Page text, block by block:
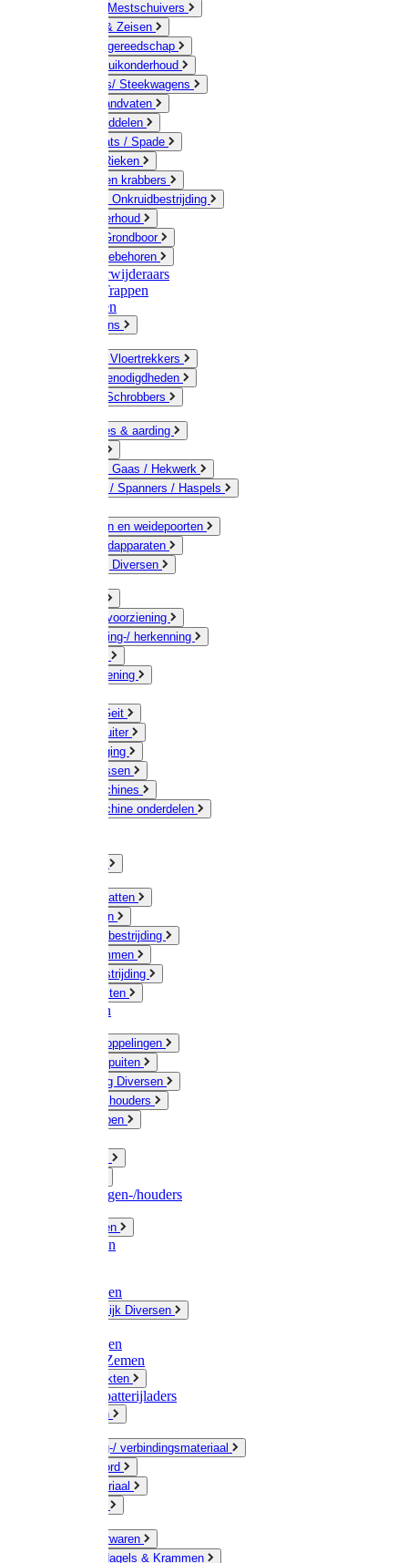
Sneeuw- / Mestschuivers
Baggeren & Zeisen
Elektrisch gereedschap
Boom / Struikonderhoud
Kruiwagens/ Steekwagens
Stelen / Handvaten
Tuinhulpmiddelen
Schop / Bats / Spade
Vorken & Rieken
Cultivator en krabbers
Schoffels / Onkruidbestrijding
Gazononderhoud
Hamers / Grondboor
Sledes / toebehoren
Onkruidverwijderaars
Ladders / Trappen
Werkbanken
Betonmolens
Bezems & Vloertrekkers
Schildersbenodigdheden
Borstels / Schrobbers
Accessoires & aarding
Geleiders / Gaas / Hekwerk
Verbinders / Spanners / Haspels
Doorgangen en weidepoorten
Schrikdraadapparaten
Afrastering Diversen
Drinkwatervoorziening
Veemarkering-/ herkenning
Voervoorziening
Schaap / Geit
Paard & Ruiter
Veeverzorging
Scheermessen
Scheermachines
Scheermachine onderdelen
Muizen / Ratten
Drukspuiten
Ongediertebestrijding
Mollenklemmen
Onkruidbestrijding
Vliegenkasten
Meststoffen
Messing koppelingen
Gieters / Spuiten
Besproeiing Diversen
Slangen & houders
Waterpompen
Slangenwagen-/houders
Olie / Vetten
Chemicalien
Plasticzakken
Huishoudelijk Diversen
Zaksluitingen
Sponzen / Zemen
Zeepprodukten
Batterij & batterijladers
Zaklampen
Verpakking-/ verbindingsmateriaal
Touw / Koord
Afdekmateriaal
Kleine ijzerwaren
Spijkers, Nagels & Krammen